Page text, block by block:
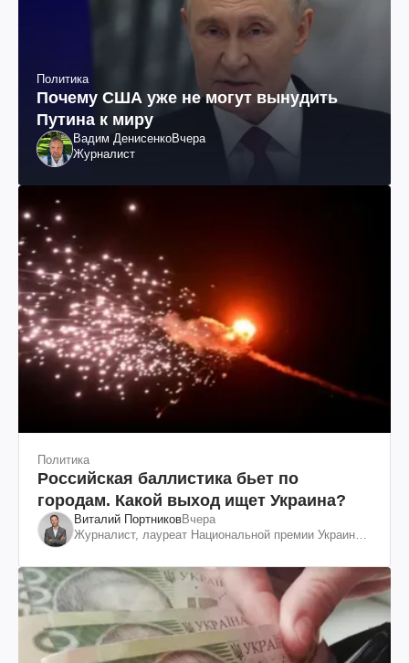
Политика
Почему США уже не могут вынудить
Путина к миру
Вадим ДенисенкоВчера
Журналист
Политика
Российская баллистика бьет по
городам. Какой выход ищет Украина?
Виталий ПортниковВчера
Журналист, лауреат Национальной премии Украины